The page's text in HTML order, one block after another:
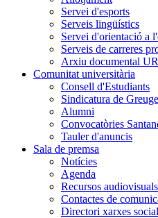
Servei d'esports
Serveis lingüístics
Servei d'orientació a
Serveis de carreres
Arxiu documental
Comunitat universitària
Consell d'Estudiants
Sindicatura de
Alumni
Convocatòries
Tauler d'anuncis
Sala de premsa
Notícies
Agenda
Recursos audiovisuals
Contactes de
Directori xarxes